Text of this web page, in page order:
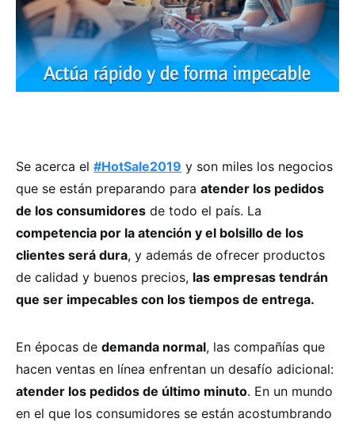
Se acerca el #HotSale2019 y son miles los negocios
que se están preparando para atender los pedidos
de los consumidores de todo el país. La
competencia por la atención y el bolsillo de los
clientes será dura, y además de ofrecer productos
de calidad y buenos precios, las empresas tendrán
que ser impecables con los tiempos de entrega.
En épocas de demanda normal, las compañías que
hacen ventas en línea enfrentan un desafío adicional:
atender los pedidos de último minuto. En un mundo
en el que los consumidores se están acostumbrando